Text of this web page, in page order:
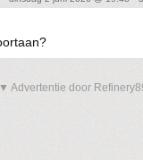
▼ Advertentie door